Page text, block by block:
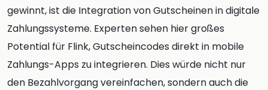
gewinnt, ist die Integration von Gutscheinen in digitale
Zahlungssysteme. Experten sehen hier großes
Potential für Flink, Gutscheincodes direkt in mobile
Zahlungs-Apps zu integrieren. Dies würde nicht nur
den Bezahlvorgang vereinfachen, sondern auch die